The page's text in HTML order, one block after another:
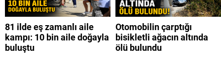
81 ilde eş zamanlı aile
kampı: 10 bin aile doğayla
buluştu
Otomobilin çarptığı
bisikletli ağacın altında
ölü bulundu